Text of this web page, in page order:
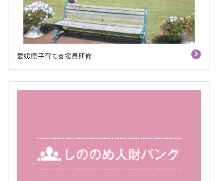
愛媛県子育て支援員研修